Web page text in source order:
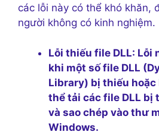
các lỗi này có thể khó khăn,
người không có kinh nghiệm.
Lỗi thiếu file DLL: Lỗi
khi một số file DLL
Library) bị thiếu hoặc
thể tải các file DLL
và sao chép vào thư
Windows.